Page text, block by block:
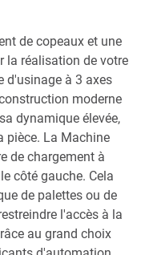
de copeaux et une
la réalisation de votre
d'usinage à 3 axes
moderne
dynamique élevée,
pièce. La Machine
de chargement à
côté gauche. Cela
de palettes ou de
l'accès à la
au grand choix